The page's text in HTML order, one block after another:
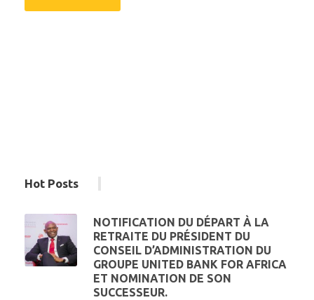
Hot Posts
NOTIFICATION DU DÉPART À LA
RETRAITE DU PRÉSIDENT DU
CONSEIL D’ADMINISTRATION DU
GROUPE UNITED BANK FOR AFRICA
ET NOMINATION DE SON
SUCCESSEUR.